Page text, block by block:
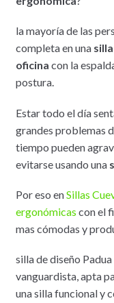
la mayoría de las
completa en una silla
oficina con la
postura.
Estar todo el día
grandes problemas
tiempo pueden
evitarse usando una
Por eso enSillas
ergonómicas con el
mas cómodas y
silla de diseño
vanguardista, apta
una silla funcional y